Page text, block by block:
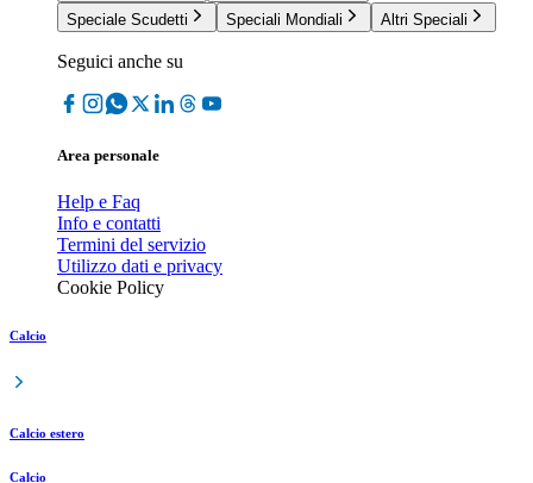
Speciale Scudetti
Speciali Mondiali Altri Speciali
Seguici anche su
Area personale
Help e Faq
Info e contatti
Termini del servizio
Utilizzo dati e privacy
Cookie Policy
Calcio
Calcio estero
Calcio